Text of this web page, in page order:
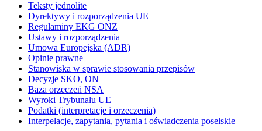
Teksty jednolite
Dyrektywy i rozporządzenia UE
Regulaminy EKG ONZ
Ustawy i rozporządzenia
Umowa Europejska (ADR)
Opinie prawne
Stanowiska w sprawie stosowania przepisów
Decyzje SKO, ON
Baza orzeczeń NSA
Wyroki Trybunału UE
Podatki (interpretacje i orzeczenia)
Interpelacje, zapytania, pytania i oświadczenia poselskie